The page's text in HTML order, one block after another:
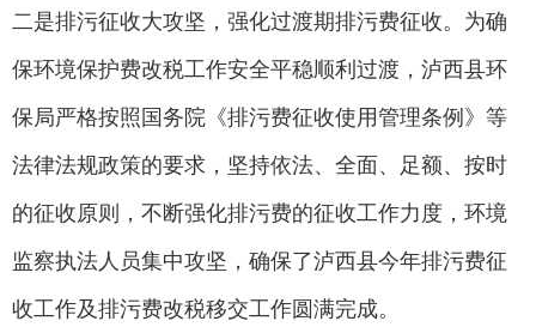
二是排污征收大攻坚，强化过渡期排污费征收。为确
保环境保护费改税工作安全平稳顺利过渡，泸西县环
保局严格按照国务院《排污费征收使用管理条例》等
法律法规政策的要求，坚持依法、全面、足额、按时
的征收原则，不断强化排污费的征收工作力度，环境
监察执法人员集中攻坚，确保了泸西县今年排污费征
收工作及排污费改税移交工作圆满完成。